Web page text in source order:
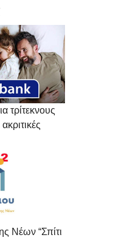
τρίτεκνους
Νέων “Σπίτι